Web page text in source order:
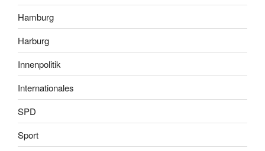
Hamburg
Harburg
Innenpolitik
Internationales
SPD
Sport